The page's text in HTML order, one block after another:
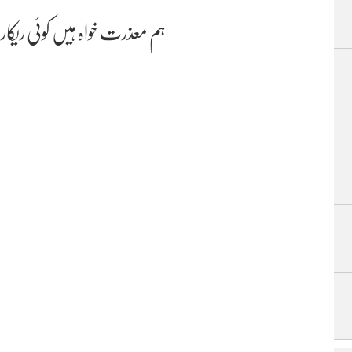
ہم معذرت خواہ ہیں کوئی